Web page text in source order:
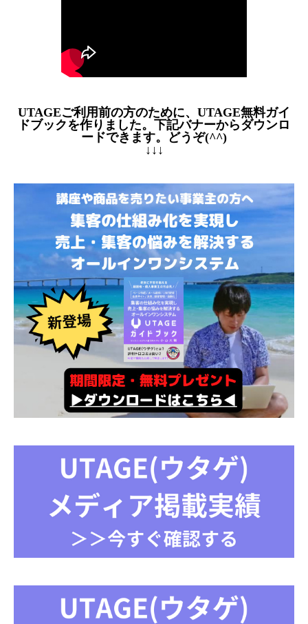
UTAGEご利用前の方のために、UTAGE無料ガイ
ドブックを作りました。下記バナーからダウンロ
ードできます。どうぞ(^^)
↓↓↓